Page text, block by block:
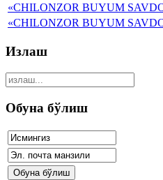
«CHILONZOR BUYUM
«CHILONZOR BUYUM
Излаш
Обуна бўлиш